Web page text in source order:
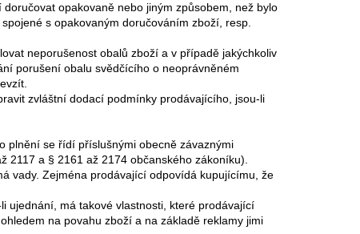
opakovaně nebo jiným způsobem, než bylo
s opakovaným doručováním zboží, resp.
neporušenost obalů zboží a v případě jakýchkoliv
porušení obalu svědčícího o neoprávněném
zvláštní dodací podmínky prodávajícího, jsou-li
plnění se řídí příslušnými obecně závaznými
2117 a § 2161 až 2174 občanského zákoníku).
vady. Zejména prodávající odpovídá kupujícímu, že
ujednání, má takové vlastnosti, které prodávající
na povahu zboží a na základě reklamy jimi